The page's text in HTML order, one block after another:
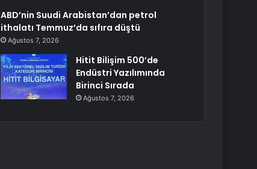
ABD’nin Suudi Arabistan’dan petrol
ithalatı Temmuz’da sıfıra düştü
Ağustos 7, 2026
Hitit Bilişim 500’de
Endüstri Yazılımında
Birinci Sırada
Ağustos 7, 2026